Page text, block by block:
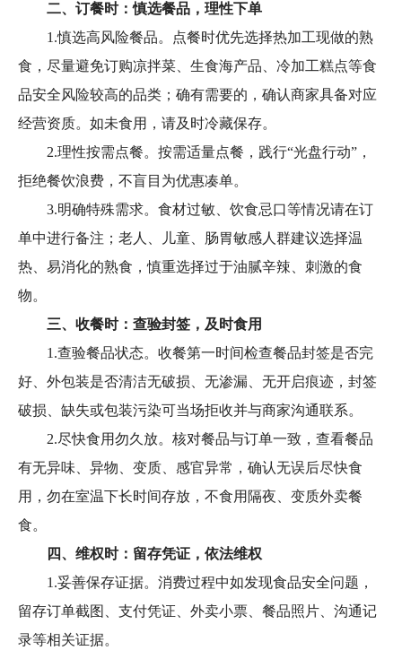
二、订餐时：慎选餐品，理性下单
1.慎选高风险餐品。点餐时优先选择热加工现做的熟
食，尽量避免订购凉拌菜、生食海产品、冷加工糕点等食
品安全风险较高的品类；确有需要的，确认商家具备对应
经营资质。如未食用，请及时冷藏保存。
2.理性按需点餐。按需适量点餐，践行“光盘行动”，
拒绝餐饮浪费，不盲目为优惠凑单。
3.明确特殊需求。食材过敏、饮食忌口等情况请在订
单中进行备注；老人、儿童、肠胃敏感人群建议选择温
热、易消化的熟食，慎重选择过于油腻辛辣、刺激的食
物。
三、收餐时：查验封签，及时食用
1.查验餐品状态。收餐第一时间检查餐品封签是否完
好、外包装是否清洁无破损、无渗漏、无开启痕迹，封签
破损、缺失或包装污染可当场拒收并与商家沟通联系。
2.尽快食用勿久放。核对餐品与订单一致，查看餐品
有无异味、异物、变质、感官异常，确认无误后尽快食
用，勿在室温下长时间存放，不食用隔夜、变质外卖餐
食。
四、维权时：留存凭证，依法维权
1.妥善保存证据。消费过程中如发现食品安全问题，
留存订单截图、支付凭证、外卖小票、餐品照片、沟通记
录等相关证据。